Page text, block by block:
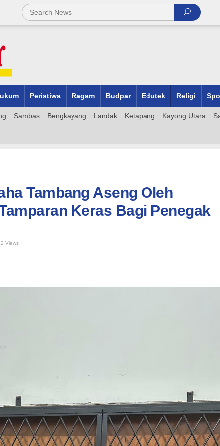
Peristiwa Ragam Budpar Edutek Religi
Sambas Bengkayang Landak Ketapang Kayong Utara
Tambang Aseng Oleh
Keras Bagi Penegak
Views